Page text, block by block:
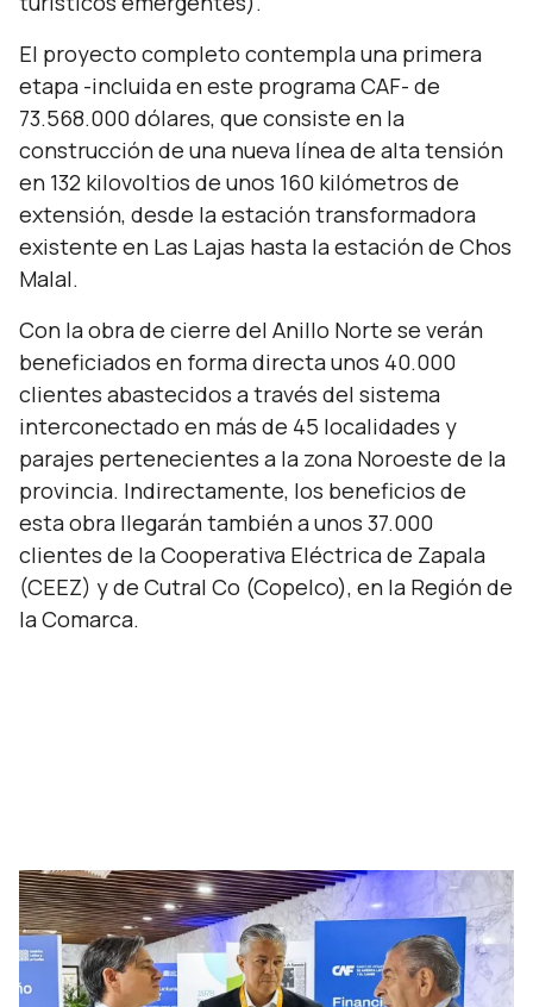
El proyecto completo contempla una primera
etapa -incluida en este programa CAF- de
73.568.000 dólares, que consiste en la
construcción de una nueva línea de alta tensión
en 132 kilovoltios de unos 160 kilómetros de
extensión, desde la estación transformadora
existente en Las Lajas hasta la estación de Chos
Malal.
Con la obra de cierre del Anillo Norte se verán
beneficiados en forma directa unos 40.000
clientes abastecidos a través del sistema
interconectado en más de 45 localidades y
parajes pertenecientes a la zona Noroeste de la
provincia. Indirectamente, los beneficios de
esta obra llegarán también a unos 37.000
clientes de la Cooperativa Eléctrica de Zapala
(CEEZ) y de Cutral Co (Copelco), en la Región de
la Comarca.